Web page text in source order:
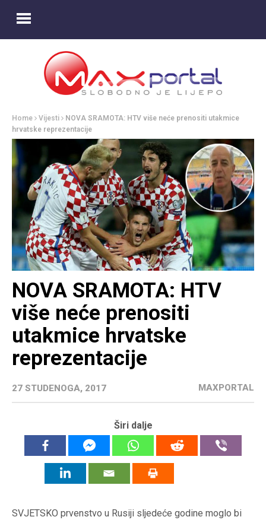
Home Vijesti
NOVA SRAMOTA: HTV više neće prenositi utakmice
hrvatske reprezentacije
NOVA SRAMOTA: HTV
više neće prenositi
utakmice hrvatske
reprezentacije
27 STUDENOGA, 2017 MAXPORTAL
Širi dalje
SVJETSKO prvenstvo u Rusiji sljedeće godine moglo bi